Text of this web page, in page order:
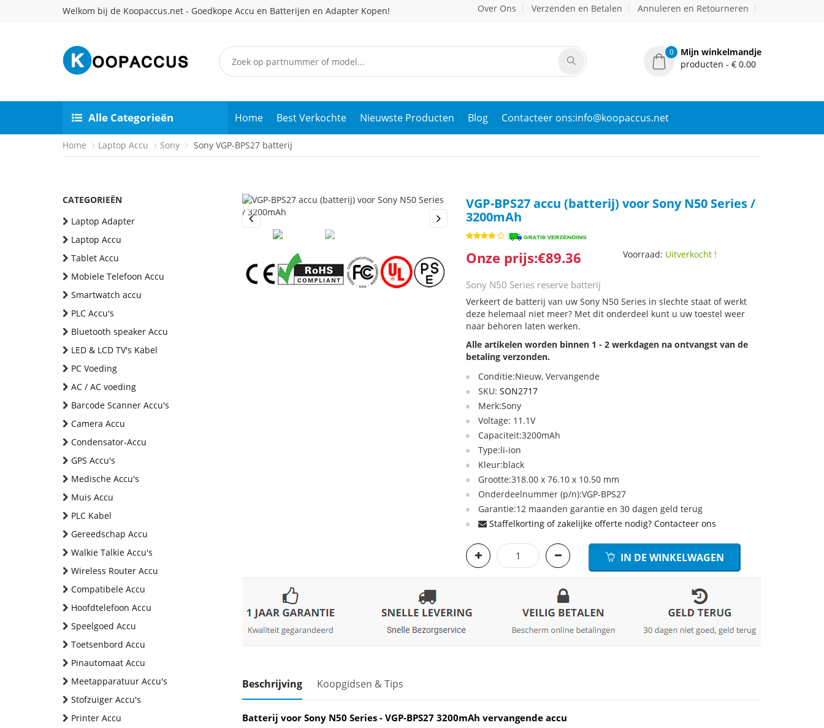
Welkom bij de Koopaccus.net - Goedkope Accu en Batterijen en Adapter Kopen! Over Ons Verzenden en Betalen Annuleren en Retourneren
0
Mijn winkelmandje
producten - € 0.00
Alle Categorieën Home Best Verkochte Nieuwste Producten Blog Contacteer ons:info@koopaccus.net
Home Laptop Accu Sony Sony VGP-BPS27 batterij
CATEGORIEËN
Laptop Adapter
Laptop Accu
Tablet Accu
Mobiele Telefoon Accu
Smartwatch accu
PLC Accu's
Bluetooth speaker Accu
LED & LCD TV's Kabel
PC Voeding
AC / AC voeding
Barcode Scanner Accu's
Camera Accu
Condensator-Accu
GPS Accu's
Medische Accu's
Muis Accu
PLC Kabel
Gereedschap Accu
Walkie Talkie Accu's
Wireless Router Accu
Compatibele Accu
Hoofdtelefoon Accu
Speelgoed Accu
Toetsenbord Accu
Pinautomaat Accu
Meetapparatuur Accu's
Stofzuiger Accu's
Printer Accu
Previous
VGP-BPS27 accu (batterij) voor Sony N50 Series /
3200mAh
Onze prijs:€89.36 Voorraad: Uitverkocht !
Sony N50 Series reserve batterij
Verkeert de batterij van uw Sony N50 Series in slechte staat of werkt
deze helemaal niet meer? Met dit onderdeel kunt u uw toestel weer
naar behoren laten werken.
Alle artikelen worden binnen 1 - 2 werkdagen na ontvangst van de
betaling verzonden.
Conditie:Nieuw, Vervangende
SKU:SON2717
Merk:Sony
Voltage: 11.1V
Capaciteit:3200mAh
Type:li-ion
Kleur:black
Grootte:318.00 x 76.10 x 10.50 mm
Onderdeelnummer (p/n):VGP-BPS27
Garantie:12 maanden garantie en 30 dagen geld terug
Staffelkorting of zakelijke offerte nodig? Contacteer ons
IN DE WINKELWAGEN
Beschrijving Koopgidsen & Tips
Batterij voor Sony N50 Series - VGP-BPS27 3200mAh vervangende accu